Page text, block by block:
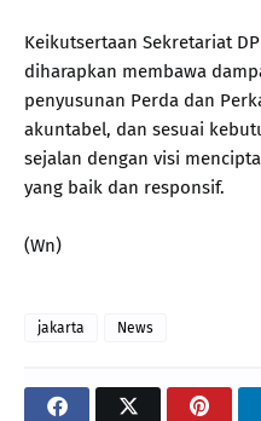
Keikutsertaan Sekretariat
diharapkan membawa
penyusunan Perda dan
akuntabel, dan sesuai
sejalan dengan visi
yang baik dan responsif.
(Wn)
jakarta News